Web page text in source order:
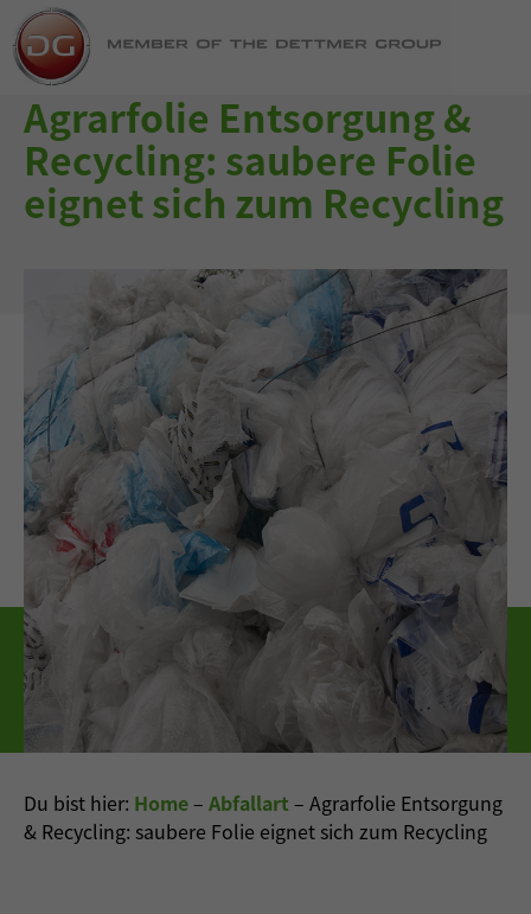
Agrarfolie Entsorgung &
Recycling: saubere Folie
eignet sich zum Recycling
Du bist hier: Home– Abfallart – Agrarfolie Entsorgung
& Recycling: saubere Folie eignet sich zum Recycling